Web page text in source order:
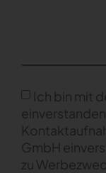
Ich bin mit
GmbH
zu